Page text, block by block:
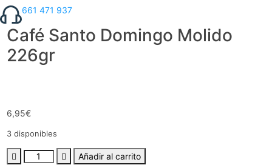
661 471 937
Café Santo Domingo Molido
226gr
6,95€
3 disponibles
Añadir al carrito